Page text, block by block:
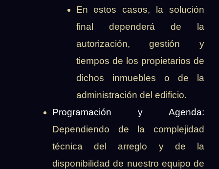
En estos casos, la solución
final dependerá de la
autorización, gestión y
tiempos de los propietarios de
dichos inmuebles o de la
administración del edificio.
Programación y Agenda:
Dependiendo de la complejidad
técnica del arreglo y de la
disponibilidad de nuestro equipo de